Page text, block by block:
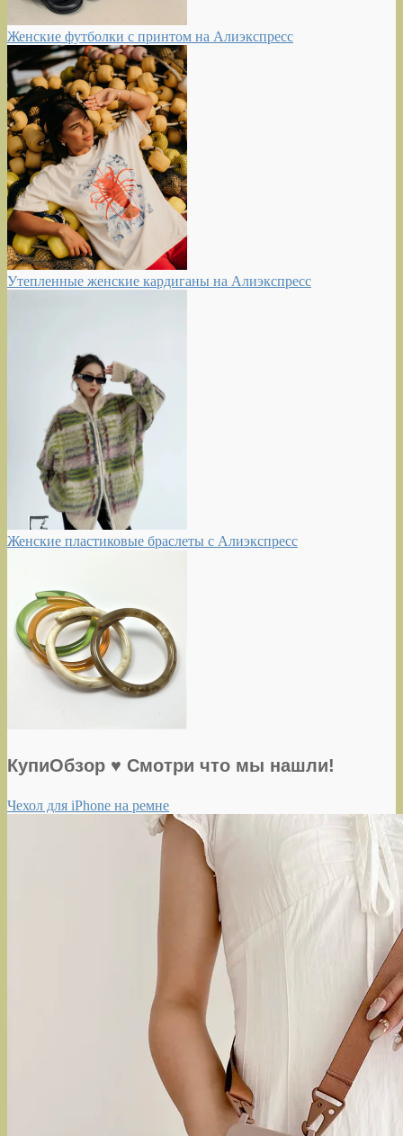
Женские футболки с принтом на Алиэкспресс
Утепленные женские кардиганы на Алиэкспресс
Женские пластиковые браслеты с Алиэкспресс
КупиОбзор ♥ Смотри что мы нашли!
Чехол для iPhone на ремне